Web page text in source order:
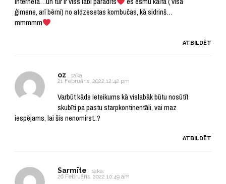
ģimene, arī bērni) no atdzesetas kombučas, kā sidrinš…
mmmmm
ATBILDĒT
oz
saka:
21 Februāris, 2022 12:42 pm
Varbūt kāds ieteikums kā vislabāk būtu nosūtīt
skubīti pa pastu starpkontinentāli, vai maz
iespējams, lai šis nenomirst..?
ATBILDĒT
Sarmīte
saka:
26 Februāris, 2022 10:49 am